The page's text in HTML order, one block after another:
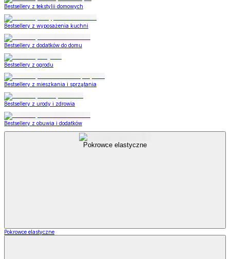
Bestsellery z tekstylii domowych
Bestsellery z wyposażenia kuchni
Bestsellery z dodatków do domu
Bestsellery z ogrodu
Bestsellery z mieszkania i sprzątania
Bestsellery z urody i zdrowia
Bestsellery z obuwia i dodatków
Pokrowce elastyczne
Pokrowce elastyczne